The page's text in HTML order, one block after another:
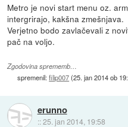
Metro je novi start menu oz.
intergrirajo, kakšna zmešnjava.
Verjetno bodo zavlačevali z
pač na voljo.
Zgodovina sprememb…
spremenil:filip007(25. jan 2014 ob
erunno
::25. jan 2014, 19:58